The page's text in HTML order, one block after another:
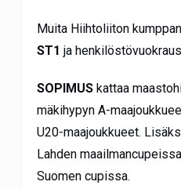
Muita Hiihtoliiton
ST1 ja
SOPIMUSkattaa
mäkihypyn A-
U20-maajoukkueet.
Lahden
Suomen cupissa.